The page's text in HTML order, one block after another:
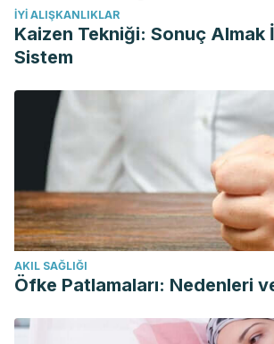
İYI ALIŞKANLIKLAR
Kaizen Tekniği: Sonuç Almak
Sistem
AKIL SAĞLIĞI
Öfke Patlamaları: Nedenleri